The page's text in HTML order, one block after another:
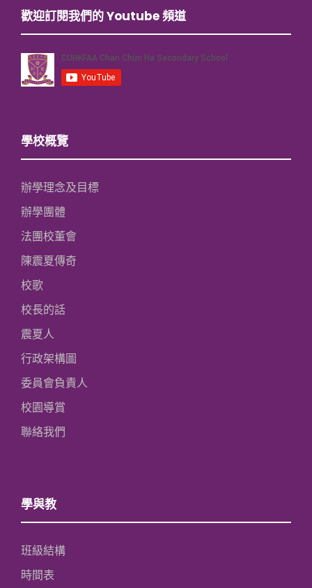
歡迎訂閱我們的 Youtube 頻道
學校概覽
辦學理念及目標
辦學團體
法團校董會
陳震夏傳奇
校歌
校長的話
震夏人
行政架構圖
委員會負責人
校園導賞
聯絡我們
學與教
班級結構
時間表